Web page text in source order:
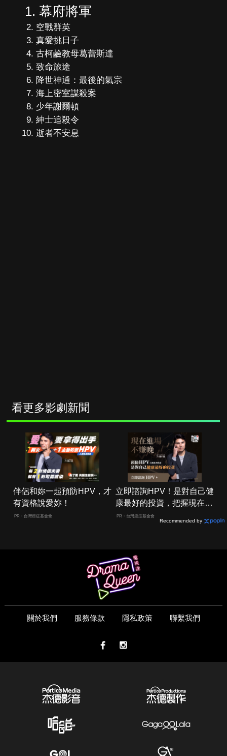
幕府將軍
空戰群英
真愛挑日子
古柯鹼教母葛蕾斯達
致命旅途
降世神通：最後的氣宗
海上密室謀殺案
少年謝爾頓
紳士追殺令
逝者不安息
看更多影劇新聞
伴侶和妳一起預防HPV，才
有資格說愛妳！
PR・台灣癌症基金會
立即諮詢HPV！是對自己健
康最好的投資，把握現在不
嫌晚！
PR・台灣癌症基金會
Recommended by
關於我們 服務條款 隱私政策 聯繫我們